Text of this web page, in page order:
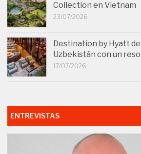
Collection en Vietnam
23/07/2026
Destination by Hyatt
Uzbekistán con un
17/07/2026
ENTREVISTAS